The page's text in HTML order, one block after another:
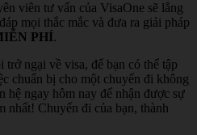
viên tư vấn của VisaOne sẽ lắng
mọi thắc mắc và đưa ra giải pháp
PHÍ.
trở ngại về visa, để bạn có thể tập
chuẩn bị cho một chuyến đi không
hệ ngay hôm nay để nhận được sự
nhất! Chuyến đi của bạn, thành